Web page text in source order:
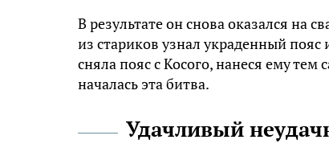
В результате он снова оказался на
из стариков узнал украденный
сняла пояс с Косого, нанеся ему
началась эта битва.
Удачливый